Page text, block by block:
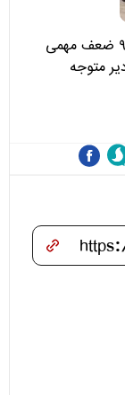
معایب تیارا؛ ۹ ضعف مهمی
متوجه